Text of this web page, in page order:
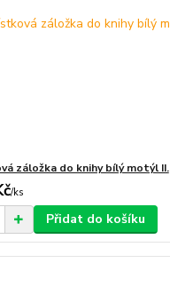
záložka do knihy bílý motýl II.
/ks
Přidat do košíku